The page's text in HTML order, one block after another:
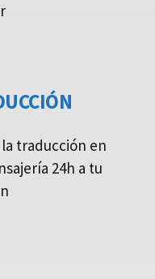
traducción en
24h a tu